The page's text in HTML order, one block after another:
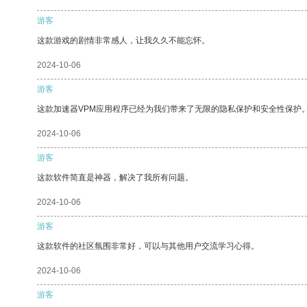
游客
这款游戏的剧情非常感人，让我久久不能忘怀。
2024-10-06
游客
这款加速器VPM应用程序已经为我们带来了无限的隐私保护和安全性保护
2024-10-06
游客
这款软件简直是神器，解决了我所有问题。
2024-10-06
游客
这款软件的社区氛围非常好，可以与其他用户交流学习心得。
2024-10-06
游客